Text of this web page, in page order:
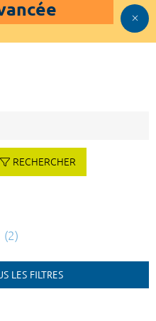
RECHERCHER
(2)
LES FILTRES